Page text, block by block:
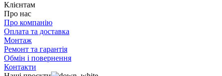
Клієнтам
Про нас
Про компанію
Оплата та доставка
Монтаж
Ремонт та гарантія
Обмін і повернення
Контакти